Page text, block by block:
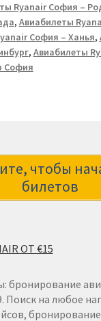
Ryanair София –
, Авиабилеты
София – Ханья,
, Авиабилеты
София
чтобы
билетов
ОТ €15
бронирование
Поиск на любое